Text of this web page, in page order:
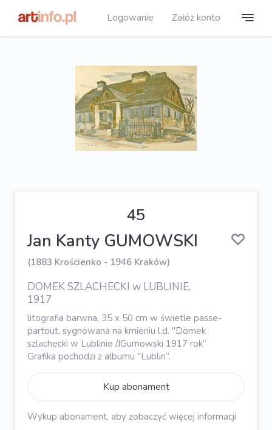
Logowanie Załóż konto
45
Jan Kanty GUMOWSKI
(1883 Krościenko - 1946 Kraków)
DOMEK SZLACHECKI w LUBLINIE,
1917
litografia barwna, 35 x 50 cm w świetle passe-
partout, sygnowana na kmieniu l.d. "Domek
szlachecki w Lublinie /JGumowski 1917 rok”
Grafika pochodzi z albumu "Lublin”.
Kup abonament
Wykup abonament, aby zobaczyć więcej informacji